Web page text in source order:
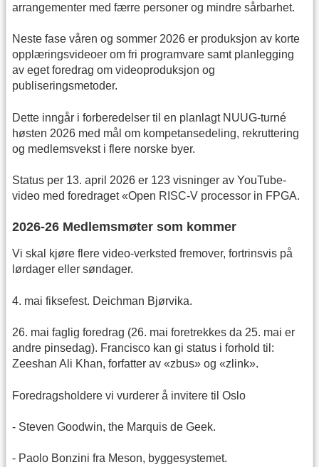
arrangementer med færre personer og mindre sårbarhet.
Neste fase våren og sommer 2026 er produksjon av korte
opplæringsvideoer om fri programvare samt planlegging
av eget foredrag om videoproduksjon og
publiseringsmetoder.
Dette inngår i forberedelser til en planlagt NUUG-turné
høsten 2026 med mål om kompetansedeling, rekruttering
og medlemsvekst i flere norske byer.
Status per 13. april 2026 er 123 visninger av YouTube-
video med foredraget «Open RISC-V processor in FPGA.
2026-26 Medlemsmøter som kommer
Vi skal kjøre flere video-verksted fremover, fortrinsvis på
lørdager eller søndager.
4. mai fiksefest. Deichman Bjørvika.
26. mai faglig foredrag (26. mai foretrekkes da 25. mai er
andre pinsedag). Francisco kan gi status i forhold til:
Zeeshan Ali Khan, forfatter av «zbus» og «zlink».
Foredragsholdere vi vurderer å invitere til Oslo
- Steven Goodwin, the Marquis de Geek.
- Paolo Bonzini fra Meson, byggesystemet.